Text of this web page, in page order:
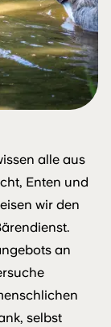
alle aus
Enten und
wir den
an
selbst